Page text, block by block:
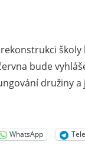
bude
družiny
WhatsApp